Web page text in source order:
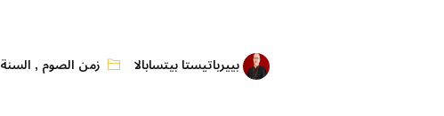
بييرباتيستا بيتسابالا زمن الصوم ,